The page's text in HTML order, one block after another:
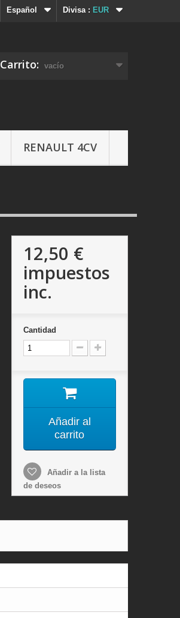
Divisa : EUR
Español
Carrito: vacío
RENAULT 4CV
12,50 €
impuestos
inc.
Cantidad
Añadir al
carrito
Añadir a la lista
de deseos